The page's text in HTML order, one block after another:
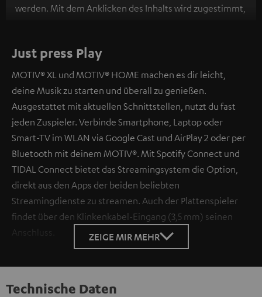
werden. Mit dem Anklicken des Inhalts wird zugestimmt,
übermittelt werden.Weitere Informationen sind in der
Datenschutzerklärung unter I zu finden .
Just press Play
MOTIV® XL und MOTIV® HOME machen es dir leicht,
deine Musik zu starten und überall zu genießen.
Ausgestattet mit aktuellen Schnittstellen, nutzt du fast
jeden Zuspieler. Verbinde Smartphone, Laptop oder
Smart-TV im WLAN via Google Cast und AirPlay 2 oder per
Bluetooth mit deinem MOTIV®. Mit Spotify Connect und
TIDAL Connect bietet das Streamingsystem die Option,
direkt aus den Apps der beiden beliebten
Streamingdienste zu streamen. Auch der Plattenspieler
findet über den Klinkenkabel-Eingang (3,5 mm) seinen
Anschluss.
ZEIGE MIR MEHR
Technische Daten